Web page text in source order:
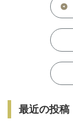
最近の投稿